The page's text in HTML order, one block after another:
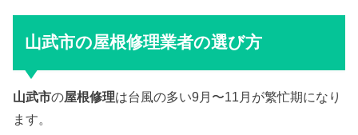
山武市の屋根修理業者の選び方
山武市の屋根修理は台風の多い9月〜11月が繁忙期になり
ます。